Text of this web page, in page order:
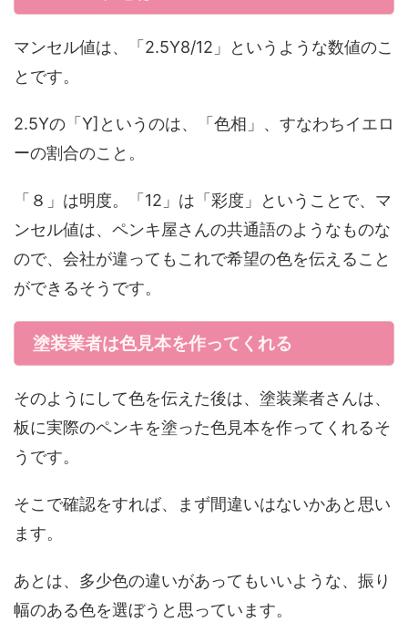
マンセル値は、「2.5Y8/12」というような数値のこ
とです。
2.5Yの「Y]というのは、「色相」、すなわちイエロ
ーの割合のこと。
「８」は明度。「12」は「彩度」ということで、マ
ンセル値は、ペンキ屋さんの共通語のようなものな
ので、会社が違ってもこれで希望の色を伝えること
ができるそうです。
塗装業者は色見本を作ってくれる
そのようにして色を伝えた後は、塗装業者さんは、
板に実際のペンキを塗った色見本を作ってくれるそ
うです。
そこで確認をすれば、まず間違いはないかあと思い
ます。
あとは、多少色の違いがあってもいいような、振り
幅のある色を選ぼうと思っています。